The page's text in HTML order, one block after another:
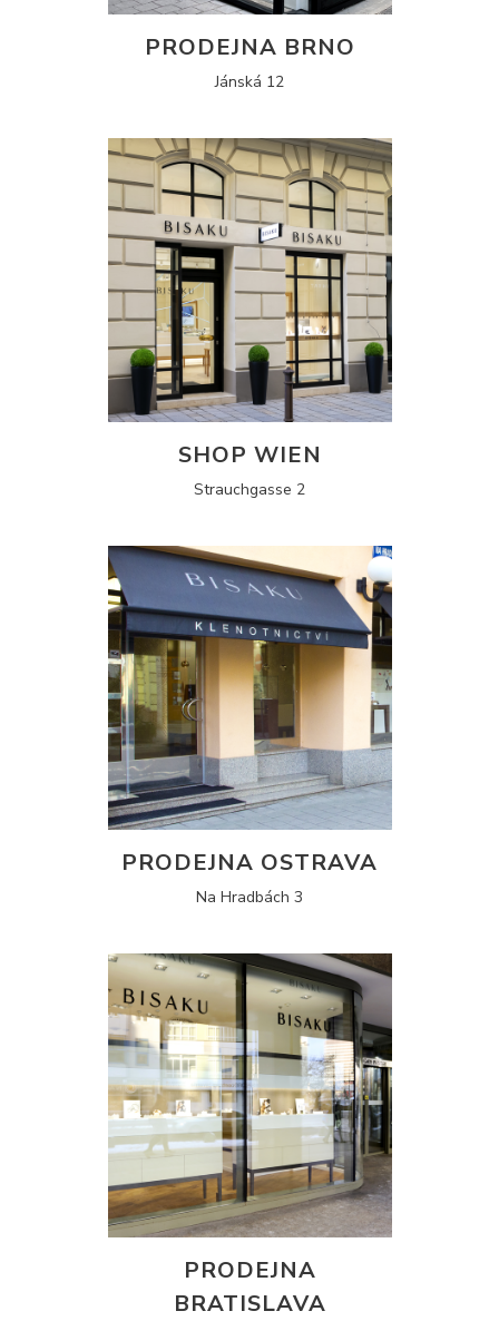
PRODEJNA BRNO
Jánská 12
SHOP WIEN
Strauchgasse 2
PRODEJNA OSTRAVA
Na Hradbách 3
PRODEJNA
BRATISLAVA